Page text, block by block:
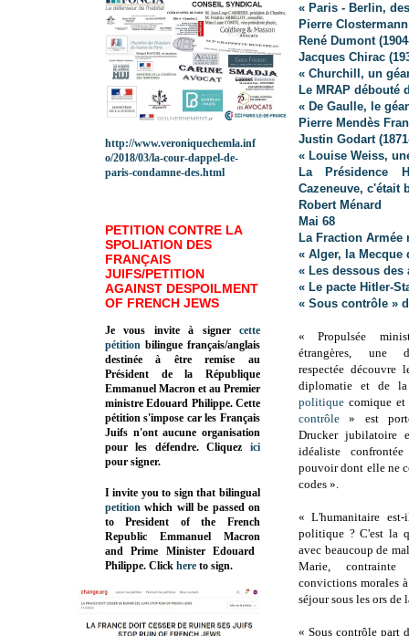
« Paris - Berlin,
Pierre Clostermann
René Dumont
Jacques Chirac
« Churchill, un
Le MRAP débouté
« De Gaulle, le
Pierre Mendès
Justin Godart
« Louise Weiss,
La Présidence
Cazeneuve, c'était
Robert Ménard
Mai 68
La Fraction Armée
« Alger, la Mecque
« Les dessous
« Le pacte Hitler-
« Sous contrôle »
« Propulsée
étrangères, une
respectée découvre
diplomatie et de
politique comique
contrôle » est
Drucker jubilatoire
idéaliste
pouvoir dont elle ne
codes ».
« L'humanitaire
politique ? C'est la
avec beaucoup de
Marie,
convictions morales
séjour sous les ors
« Sous contrôle part
http://www.veroniquechemla.inf
o/2018/03/la-cour-dappel-de-
paris-condamne-des.html
PETITION CONTRE LA
SPOLIATION DES
FRANÇAIS
JUIFS/PETITION
AGAINST DESPOILMENT
OF FRENCH JEWS
Je vous invite à signer cette
pétition bilingue français/anglais
destinée à être remise au
Président de la République
Emmanuel Macron et au Premier
ministre Edouard Philippe. Cette
pétition s'impose car les Français
Juifs n'ont aucune organisation
pour les défendre. Cliquez
ici
pour signer.
I invite you to sign that bilingual
petition which will be passed on
to President of the French
Republic Emmanuel Macron
and Prime MinisterEdouard
Philippe. Click here to sign.